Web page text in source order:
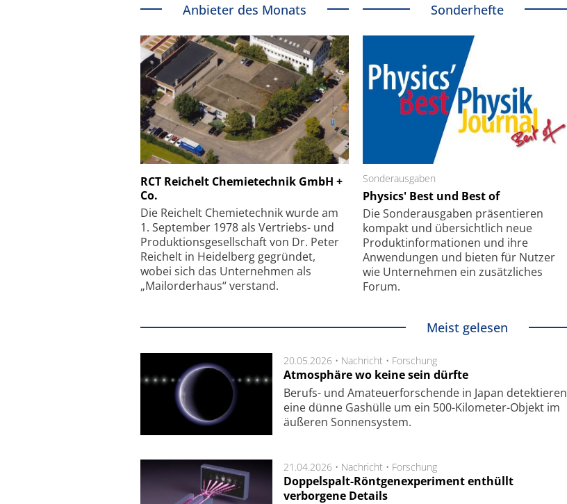
Anbieter des Monats
RCT Reichelt Chemietechnik GmbH +
Co.
Die Reichelt Chemietechnik wurde am
1. September 1978 als Vertriebs- und
Produktionsgesellschaft von Dr. Peter
Reichelt in Heidelberg gegründet,
wobei sich das Unternehmen als
„Mailorderhaus“ verstand.
Sonderhefte
Sonderausgaben
Physics' Best und Best of
Die Sonder­ausgaben präsentieren
kompakt und übersichtlich neue
Produkt­informationen und ihre
Anwendungen und bieten für Nutzer
wie Unternehmen ein zusätzliches
Forum.
Schäfter + Kirchhoff GmbH
Feinfokussierungsmechanismus
Elektronenmikroskopie auf
kleinstem Raum
Meist gelesen
20.05.2026 • Nachricht • Forschung
Atmosphäre wo keine sein dürfte
Berufs- und Ama­teuer­for­schen­de in Japan de­tek­tie­ren
eine dün­ne Gas­hül­le um ein 500-Kilo­meter-Objekt im
äu­ße­ren Son­nen­sys­tem.
21.04.2026 • Nachricht • Forschung
Doppelspalt-Röntgenexperiment enthüllt
verborgene Details